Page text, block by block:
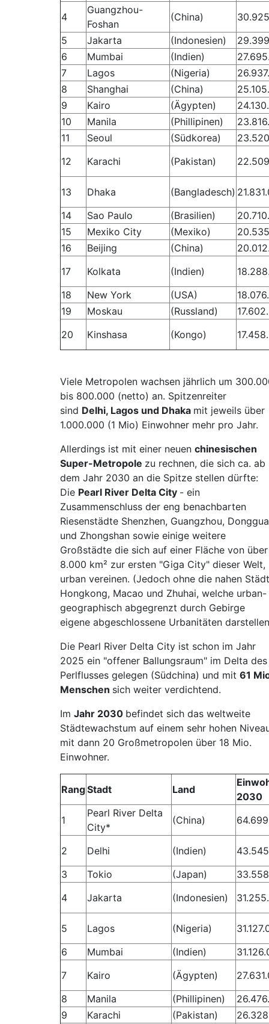
4
Guangzhou-
Foshan
(China)
5
Jakarta (Indonesien)
6
Mumbai (Indien)
7
Lagos (Nigeria)
8
Shanghai (China)
9
Kairo (Ägypten)
10
Manila (Phillipinen)
11
Seoul (Südkorea)
12
Karachi (Pakistan)
13 Dhaka (Bangladesch)
14
Sao Paulo (Brasilien)
15
Mexiko City (Mexiko)
16
Beijing (China)
17
Kolkata (Indien)
18
New York (USA)
19
Moskau (Russland)
20
Kinshasa (Kongo)
Viele Metropolen wachsen jährlich um
bis 800.000 (netto) an. Spitzenreiter
sind Delhi, Lagos und Dhaka mit jeweils über
1.000.000 (1 Mio) Einwohner mehr pro Jahr.
Allerdings ist mit einer neuen chinesischen
Super-Metropole zu rechnen, die sich ca. ab
dem Jahr 2030 an die Spitze stellen dürfte:
Die Pearl River Delta City - ein
Zusammenschluss der eng benachbarten
Riesenstädte Shenzhen, Guangzhou,
und Zhongshan sowie einige weitere
Großstädte die sich auf einer Fläche von über
8.000 km² zur ersten "Giga City" dieser Welt,
urban vereinen. (Jedoch ohne die nahen
Hongkong, Macao und Zhuhai, welche urban-
geographisch abgegrenzt durch Gebirge
eigene abgeschlossene Urbanitäten
Die Pearl River Delta City ist schon im Jahr
2025 ein "offener Ballungsraum" im Delta des
Perlflusses gelegen (Südchina) und mit 61
Menschen sich weiter verdichtend.
Im Jahr 2030 befindet sich das weltweite
Städtewachstum auf einem sehr hohen
mit dann 20 Großmetropolen über 18 Mio.
Einwohner.
RangStadt Land
2030
1
Pearl River Delta
City*
(China)
2 Delhi (Indien)
3
Tokio (Japan)
4
Jakarta (Indonesien)
5 Lagos (Nigeria)
6
Mumbai (Indien)
7
Kairo (Ägypten)
8
Manila (Phillipinen)
9
Karachi (Pakistan)